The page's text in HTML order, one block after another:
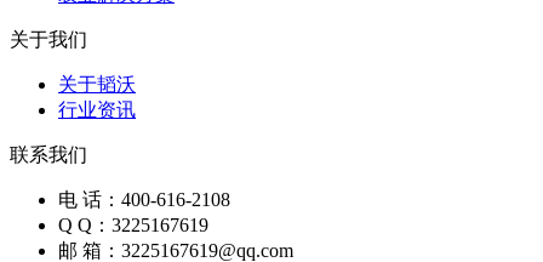
关于我们
关于韬沃
行业资讯
联系我们
电 话：400-616-2108
Q Q：3225167619
邮 箱：3225167619@qq.com